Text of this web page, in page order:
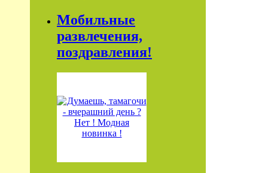
Мобильные
развлечения,
поздравления!